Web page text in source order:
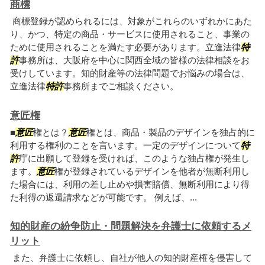
商標
商標登録が認められるには、対象がこれらのいずれかにあた
り、かつ、特定の商品・サービスに使用されること、事業の
ために使用されることを満たす必要があります。立進法律特
許事務所は、大阪府を中心に関西全域の皆様の法律相談をお
受けしています。知的財産等の法律問題でお悩みの場合は、
立進法律特許事務所までご相談ください。
意匠権
■意匠権とは？ 意匠権とは、商品・製品のデザインを独占的に
利用する権利のことを言います。一定のデザインについて特
許庁に出願して登録を受ければ、このような独占権が発生し
ます。 意匠権が登録されているデザインを他者が無断利用し
た場合には、利用の差し止めや損害賠償、無断利用により得
た利得の返還請求などが可能です。 例えば、...
知的財産の紛争防止・問題解決を弁護士に依頼するメ
リット
また、弁護士に依頼し、自社が他人の知的財産権を侵害して